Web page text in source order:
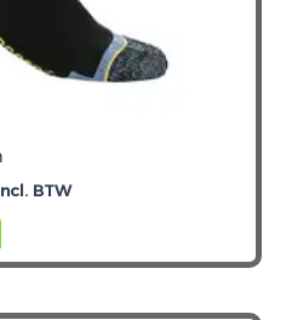
BTW
Dit
product
meerdere